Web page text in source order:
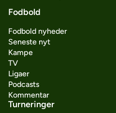
Fodbold
Fodbold nyheder
Seneste nyt
Kampe
TV
Ligaer
Podcasts
Kommentar
Turneringer